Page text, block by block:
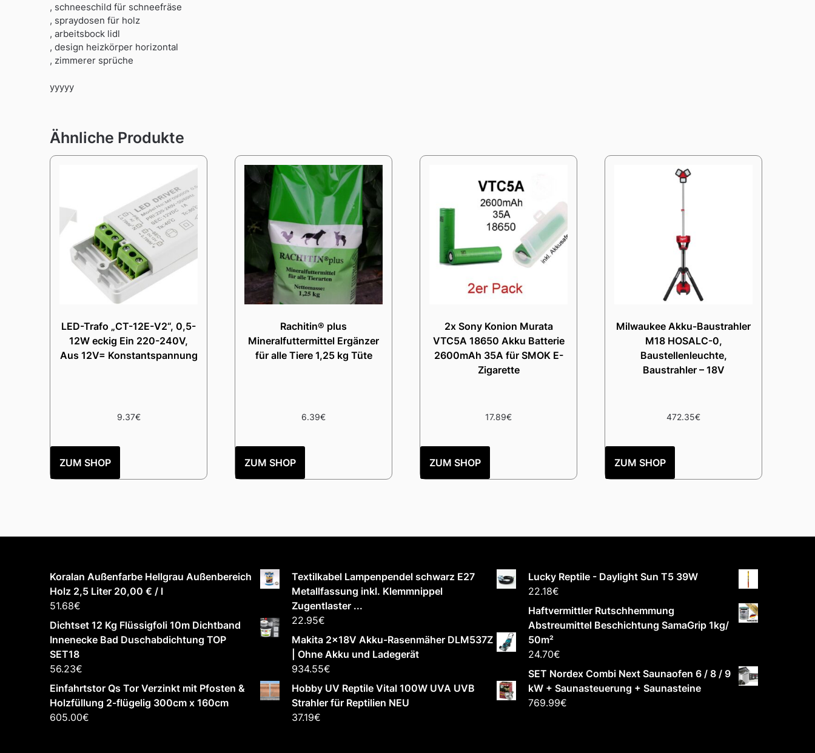
, schneeschild für schneefräse
, spraydosen für holz
, arbeitsbock lidl
, design heizkörper horizontal
, zimmerer sprüche
yyyyy
Ähnliche Produkte
LED-Trafo „CT-12E-V2“, 0,5-
12W eckig Ein 220-240V,
Aus 12V= Konstantspannung
9.37€
ZUM SHOP
Rachitin® plus
Mineralfuttermittel Ergänzer
für alle Tiere 1,25 kg Tüte
6.39€
ZUM SHOP
2x Sony Konion Murata
VTC5A 18650 Akku Batterie
2600mAh 35A für SMOK E-
Zigarette
17.89€
ZUM SHOP
Milwaukee Akku-Baustrahler
M18 HOSALC-0,
Baustellenleuchte,
Baustrahler – 18V
472.35€
ZUM SHOP
Koralan Außenfarbe Hellgrau Außenbereich
Holz 2,5 Liter 20,00 € / l
51.68€
Dichtset 12 Kg Flüssigfoli 10m Dichtband
Innenecke Bad Duschabdichtung TOP
SET18
56.23€
Einfahrtstor Qs Tor Verzinkt mit Pfosten &
Holzfüllung 2-flügelig 300cm x 160cm
605.00€
Textilkabel Lampenpendel schwarz E27
Metallfassung inkl. Klemmnippel
Zugentlaster ...
22.95€
Makita 2x18V Akku-Rasenmäher DLM537Z
| Ohne Akku und Ladegerät
934.55€
Hobby UV Reptile Vital 100W UVA UVB
Strahler für Reptilien NEU
37.19€
Lucky Reptile - Daylight Sun T5 39W
22.18€
Haftvermittler Rutschhemmung
Abstreumittel Beschichtung SamaGrip 1kg/
50m²
24.70€
SET Nordex Combi Next Saunaofen 6 / 8 / 9
kW + Saunasteuerung + Saunasteine
769.99€